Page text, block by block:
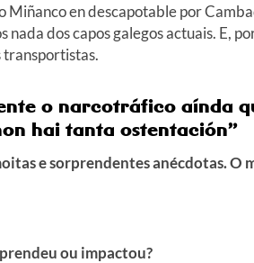
Miñanco en descapotable por
nada dos capos galegos actuais. E,
transportistas.
o narcotráfico aínda
hai tanta ostentación”
e sorprendentes anécdotas. O
ou impactou?